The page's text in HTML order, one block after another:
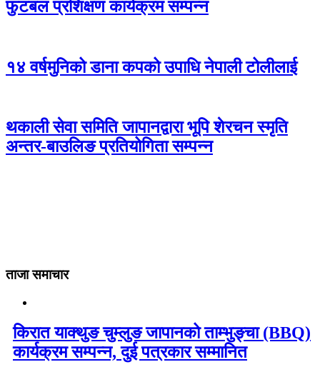
फुटबल प्रशिक्षण कार्यक्रम सम्पन्न
१४ वर्षमुनिको डाना कपको उपाधि नेपाली टोलीलाई
थकाली सेवा समिति जापानद्वारा भूपि शेरचन स्मृति
अन्तर-बाउलिङ प्रतियोगिता सम्पन्न
ताजा समाचार
किरात याक्थुङ चुम्लुङ जापानको ताम्भुङ्चा (BBQ)
कार्यक्रम सम्पन्न, दुई पत्रकार सम्मानित